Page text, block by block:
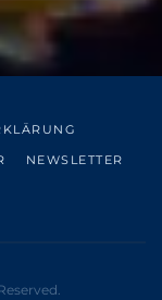
NEWSLETTER